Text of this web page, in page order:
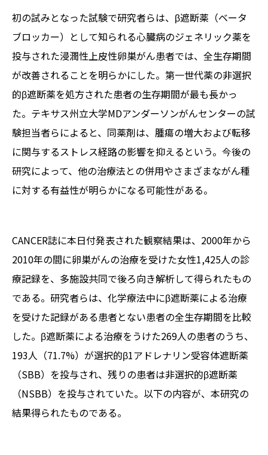
初の試みとなった試験で研究者らは、β遮断薬（ベータ
ブロッカー）として知られる心臓病のジェネリック薬を
投与された浸潤性上皮性卵巣がん患者では、全生存期間
が改善されることを明らかにした。第一世代薬の非選択
的β遮断薬を処方された患者の生存期間が最も長かっ
た。テキサス州立大学MDアンダーソンがんセンターの試
験担当者らによると、同薬剤は、腫瘍の増大および転移
に関与するストレス経路の影響を抑えるという。今後の
研究によって、他の治療法との併用やさまざまながん種
に対する有益性が明らかになる可能性がある。
CANCER誌に本日付発表された観察結果は、2000年から
2010年の間に卵巣がんの治療を受けた女性1,425人の診
療記録を、多施設共同で後ろ向き解析して得られたもの
である。研究者らは、化学療法中にβ遮断薬による治療
を受けた記録がある患者とない患者の全生存期間を比較
した。β遮断薬による治療をうけた269人の患者のうち、
193人（71.7%）が選択的β1アドレナリン受容体遮断薬
（SBB）を投与され、残りの患者は非選択的β遮断薬
（NSBB）を投与されていた。以下の内容が、本研究の
結果得られたものである。